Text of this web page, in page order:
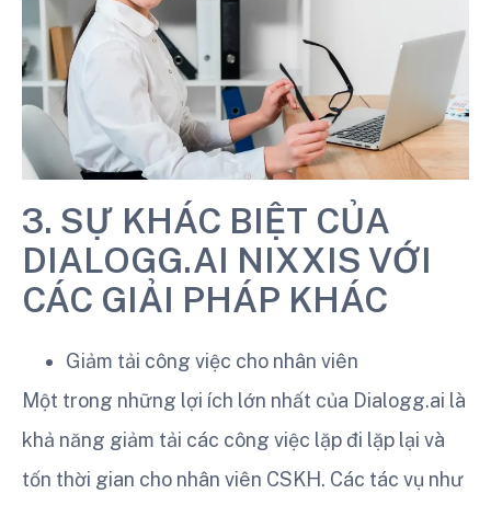
3. SỰ KHÁC BIỆT CỦA
DIALOGG.AI NIXXIS VỚI
CÁC GIẢI PHÁP KHÁC
Giảm tải công việc cho nhân viên
Một trong những lợi ích lớn nhất của Dialogg.ai là
khả năng giảm tải các công việc lặp đi lặp lại và
tốn thời gian cho nhân viên CSKH. Các tác vụ như